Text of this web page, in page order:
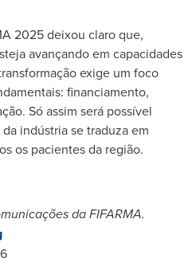
2025 deixou claro que,
avançando em capacidades
exige um foco
financiamento,
Só assim será possível
indústria se traduza em
os pacientes da região.
da FIFARMA.